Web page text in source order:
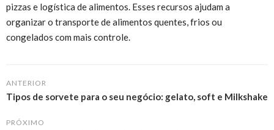
pizzas e logística de alimentos. Esses recursos ajudam a
organizar o transporte de alimentos quentes, frios ou
congelados com mais controle.
ANTERIOR
Tipos de sorvete para o seu negócio: gelato, soft e Milkshake
PRÓXIMO